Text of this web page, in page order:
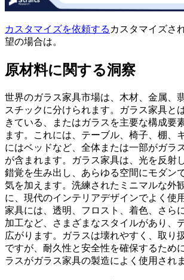
カスタマイズを依頼する カスタマイズさ
望の場合は。
原材料に関する洞察
世界のガラス家具市場は、木材、金属、
スチックに分けられます。ガラス家具と
きている、またはガラスを主要な構成要
ます。これには、テーブル、椅子、棚、
にはベッドなど、全体または一部がガラ
が含まれます。ガラス家具は、光を反射
錯覚を生み出し、あらゆる空間にモダン
気を加えます。洗練されたミニマルな外
に、現代のインテリアデザインでよく使
家具には、透明、フロスト、着色、さら
加工など、さまざまなスタイルがあり、
広がります。ガラスは壊れやすく、取り
ですが、耐久性と安全性を確保するため
ラスがガラス家具の製造によく使用されま